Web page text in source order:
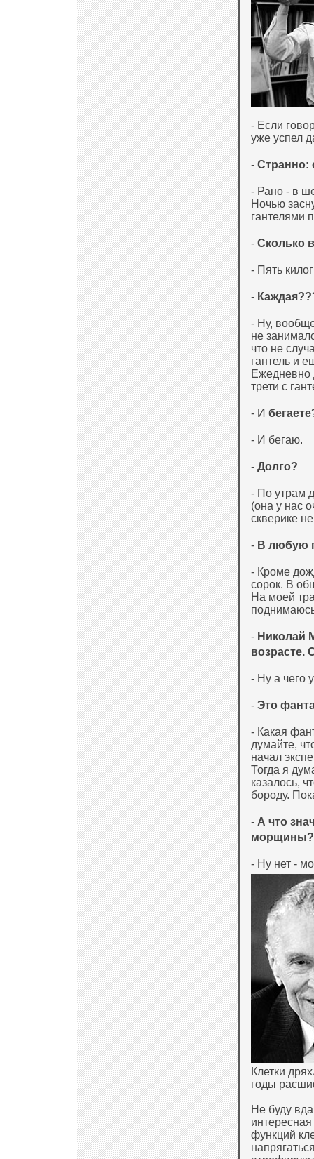
- Если
уже успел
- Странно:
- Рано - в
Ночью
гантелями
- Сколько
- Пять
-
- Ну,
не
что не
гантель и
Ежедневно
трети с
- И
- И бегаю.
- Долго?
- По утрам
(она у нас
скверике
- В любую
- Кроме
сорок. В
На моей
- Николай
возрасте.
- Ну а чего
- Это
- Какая
думайте,
начал
Тогда я
казалось,
бороду.
- А что
морщины?
- Ну нет -
Клетки
годы
Не буду
функций